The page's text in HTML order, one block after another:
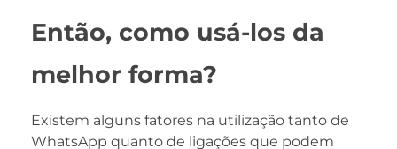
Então, como usá-los da
melhor forma?
Existem alguns fatores na utilização tanto de
WhatsApp quanto de ligações que podem